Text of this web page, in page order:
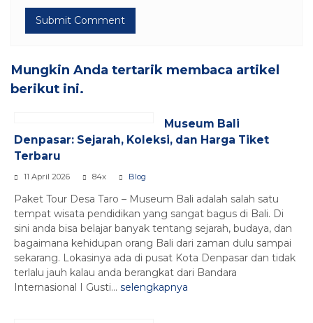
Mungkin Anda tertarik membaca artikel
berikut ini.
Museum Bali
Denpasar: Sejarah, Koleksi, dan Harga Tiket
Terbaru
11 April 2026 84x Blog
Paket Tour Desa Taro – Museum Bali adalah salah satu
tempat wisata pendidikan yang sangat bagus di Bali. Di
sini anda bisa belajar banyak tentang sejarah, budaya, dan
bagaimana kehidupan orang Bali dari zaman dulu sampai
sekarang. Lokasinya ada di pusat Kota Denpasar dan tidak
terlalu jauh kalau anda berangkat dari Bandara
Internasional I Gusti... selengkapnya